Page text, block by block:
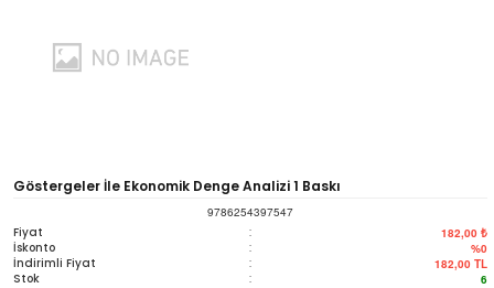
Göstergeler İle Ekonomik Denge Analizi 1 Baskı
9786254397547
Fiyat : 182,00 ₺
İskonto : %0
İndirimli Fiyat : 182,00 TL
Stok : 6